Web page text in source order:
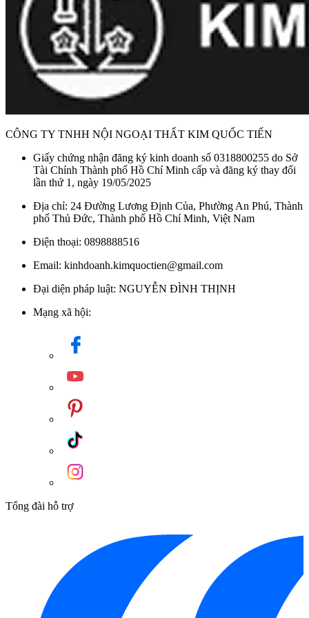
CÔNG TY TNHH NỘI NGOẠI THẤT KIM QUỐC TIẾN
Giấy chứng nhận đăng ký kinh doanh số 0318800255 do Sở
Tài Chính Thành phố Hồ Chí Minh cấp và đăng ký thay đổi
lần thứ 1, ngày 19/05/2025
Địa chỉ: 24 Đường Lương Định Của, Phường An Phú, Thành
phố Thủ Đức, Thành phố Hồ Chí Minh, Việt Nam
Điện thoại: 0898888516
Email: kinhdoanh.kimquoctien@gmail.com
Đại diện pháp luật: NGUYỄN ĐÌNH THỊNH
Mạng xã hội:
Tổng đài hỗ trợ